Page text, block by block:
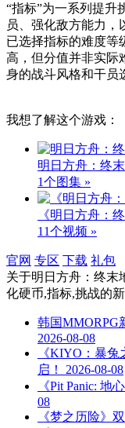
“指标”为一系列提升
员、强化敌方能力，
已选择指标的难度等
高，但分值并非实际
身的战斗风格和干员
我想了解这个游戏：
明日方舟：终
1个图集 »
《明日方舟：
11个视频 »
官网 专区 下载 礼包
关于明日方舟：终末
化硬币,指标,挑战的
韩国MMORPG
2026-08-08
《KIYO：暴
启！
2026-08-08
《Pit Panic: 地
08
《梦之历险》